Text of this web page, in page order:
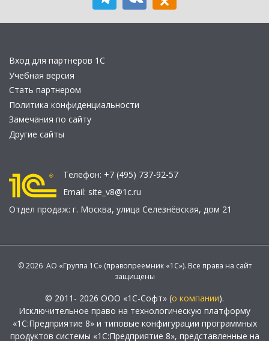
Вход для партнеров 1С
Учебная версия
Стать партнером
Политика конфиденциальности
Замечания по сайту
Другие сайты
Телефон: +7 (495) 737-92-57
Email: site_v8@1c.ru
Отдел продаж: г. Москва, улица Селезнёвская, дом 21
© 2026 АО «Группа 1С» (правопреемник «1С»). Все права на сайт
защищены
© 2011- 2026 ООО «1С-Софт» (о компании).
Исключительное право на технологическую платформу
«1С:Предприятие 8» и типовые конфигурации программных
продуктов системы «1С:Предприятие 8», представленные на